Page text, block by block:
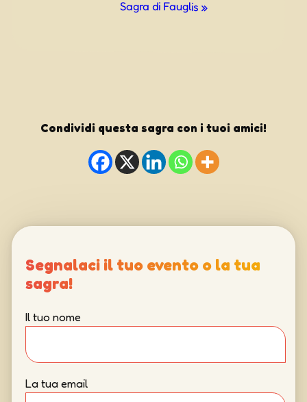
Sagra di Fauglis»
Condividi questa sagra con i tuoi amici!
Segnalaci il tuo evento o la tua
sagra!
Il tuo nome
La tua email